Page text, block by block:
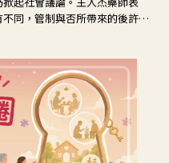
同，管制與否所帶來的後許影